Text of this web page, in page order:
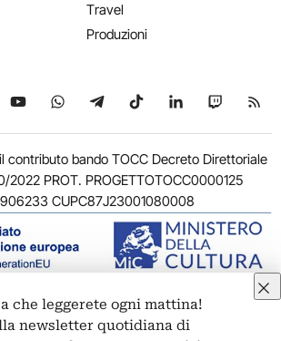
Travel
Produzioni
su X
Seguici su YouTube
Seguici su WhatsApp
Seguici su Telegram
Seguici su TikTok
Seguici su
Seguici
contributo bando TOCC Decreto Direttoriale
2022 PROT. PROGETTOTOCC0000125
CUPC87J23001080008
srl – Corso Vittorio Emanuele II, 287 –
che leggerete ogni mattina!
newsletter quotidiana di